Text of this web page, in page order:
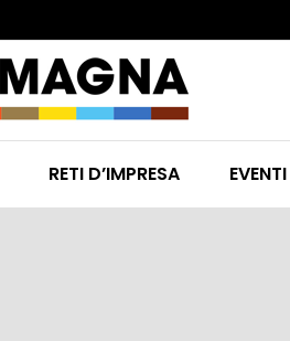
RETI D’IMPRESA EVENTI